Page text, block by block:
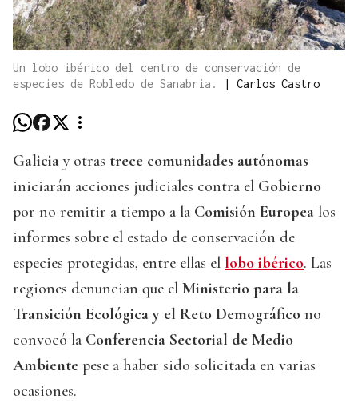
Un lobo ibérico del centro de conservación de
especies de Robledo de Sanabria.
| Carlos Castro
Galicia y otras trece comunidades autónomas
iniciarán acciones judiciales contra el Gobierno
por no remitir a tiempo a la Comisión Europea los
informes sobre el estado de conservación de
especies protegidas, entre ellas el lobo ibérico. Las
regiones denuncian que el Ministerio para la
Transición Ecológica y el Reto Demográfico no
convocó la Conferencia Sectorial de Medio
Ambiente pese a haber sido solicitada en varias
ocasiones.